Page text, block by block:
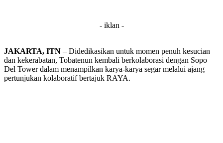
- iklan -
JAKARTA, ITN – Didedikasikan untuk momen penuh kesucian
dan kekerabatan, Tobatenun kembali berkolaborasi dengan Sopo
Del Tower dalam menampilkan karya-karya segar melalui ajang
pertunjukan kolaboratif bertajuk RAYA.